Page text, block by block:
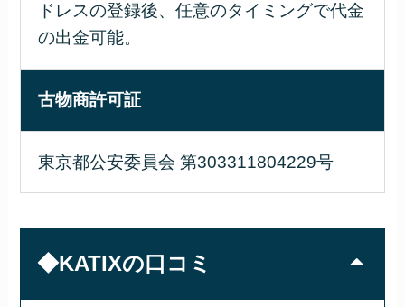
ドレスの登録後、任意のタイミングで代金
の出金可能。
古物商許可証
東京都公安委員会 第303311804229号
◆KATIXの口コミ